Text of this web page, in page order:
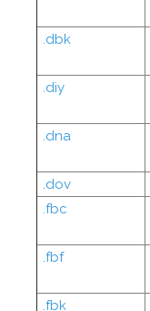
.dbk
.diy
.dna
.dov
.fbc
.fbf
.fbk